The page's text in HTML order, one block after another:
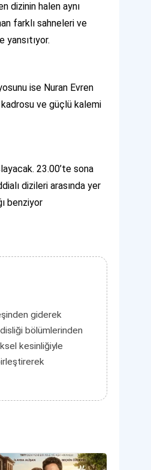
dizinin halen aynı
farklı sahneleri ve
ise Nuran Evren
kadrosu ve güçlü kalemi
23.00’te sona
dizileri arasında yer
benziyor
giderek
bölümlerinden
kesinliğiyle